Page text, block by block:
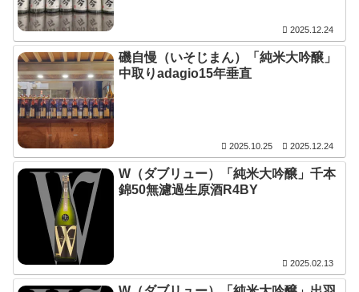
2025.12.24
磯自慢（いそじまん）「純米大吟醸」
中取りadagio15年垂直
2025.10.25 2025.12.24
W（ダブリュー）「純米大吟醸」千本
錦50無濾過生原酒R4BY
2025.02.13